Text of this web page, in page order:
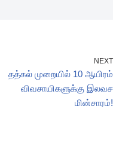
NEXT
தத்கல் முறையில் 10 ஆயிரம்
விவசாயிகளுக்கு இலவச
மின்சாரம்!